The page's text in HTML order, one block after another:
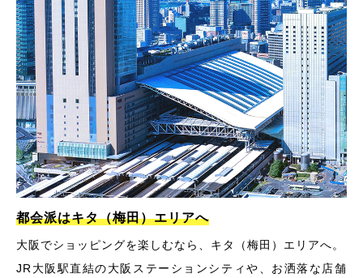
都会派はキタ（梅田）エリアへ
大阪でショッピングを楽しむなら、キタ（梅田）エリアへ。
JR大阪駅直結の大阪ステーションシティや、お洒落な店舗